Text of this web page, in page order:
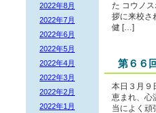
2022年8月
2022年7月
2022年6月
2022年5月
2022年4月
2022年3月
2022年2月
2022年1月
た コウノ
拶に来校さ
健 […]
第６６
本日３月９
恵まれ、心
当によく頑